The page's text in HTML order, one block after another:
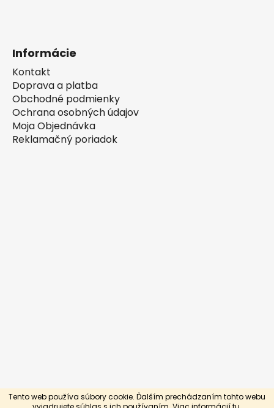
Tento web používa súbory cookie. Ďalším prechádzaním tohto webu
Informácie
Kontakt
Doprava a platba
Obchodné podmienky
Ochrana osobných údajov
Moja Objednávka
Reklamačný poriadok